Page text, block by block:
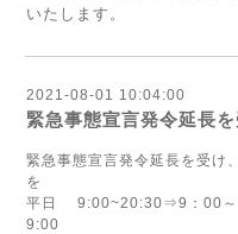
いたします。
2021-08-01 10:04:00
緊急事態宣言発令延長
緊急事態宣言発令延長を受け
を
平日 9:00~20:30⇒9
9:00